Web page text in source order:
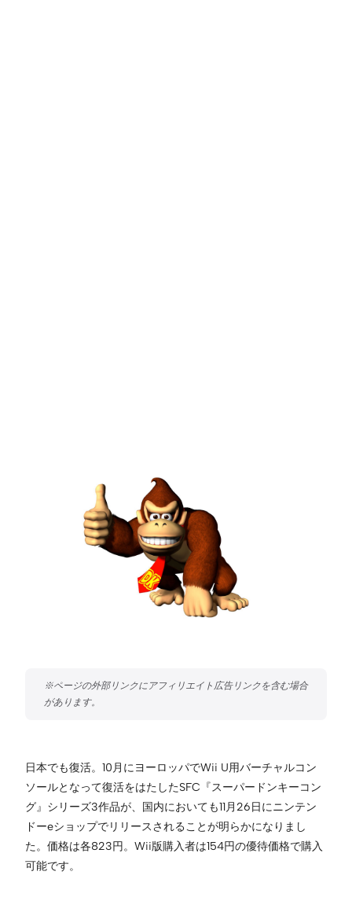
日本でも復活。10月にヨーロッパでWii U用バーチャルコン
ソールとなって復活をはたしたSFC『スーパードンキーコン
グ』シリーズ3作品が、国内においても11月26日にニンテン
ドーeショップでリリースされることが明らかになりまし
た。価格は各823円。Wii版購入者は154円の優待価格で購入
可能です。